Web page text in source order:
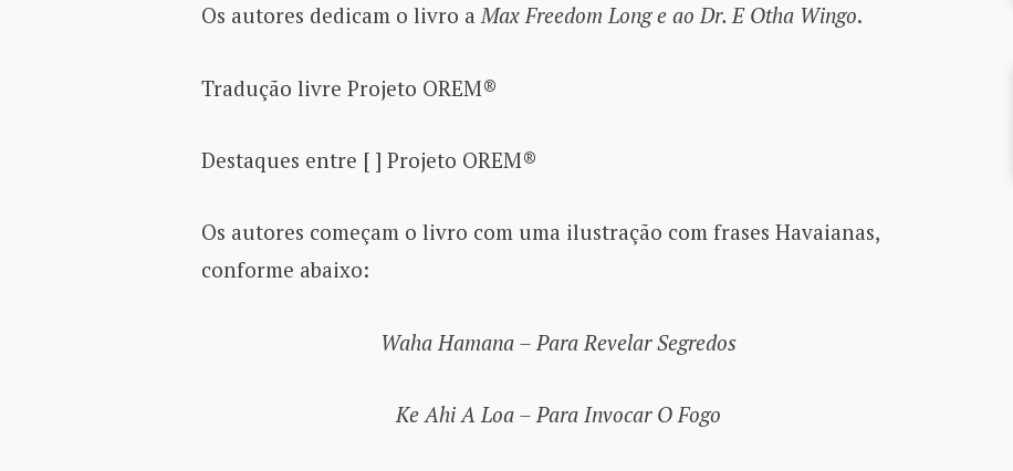
Os autores dedicam o livro aMax Freedom Long e ao Dr. E Otha Wingo.
Tradução livre Projeto OREM®
Destaques entre [ ] Projeto OREM®
Os autores começam o livro com uma ilustração com frases Havaianas,
conforme abaixo:
Waha Hamana – Para Revelar Segredos
Ke Ahi A Loa – Para Invocar O Fogo